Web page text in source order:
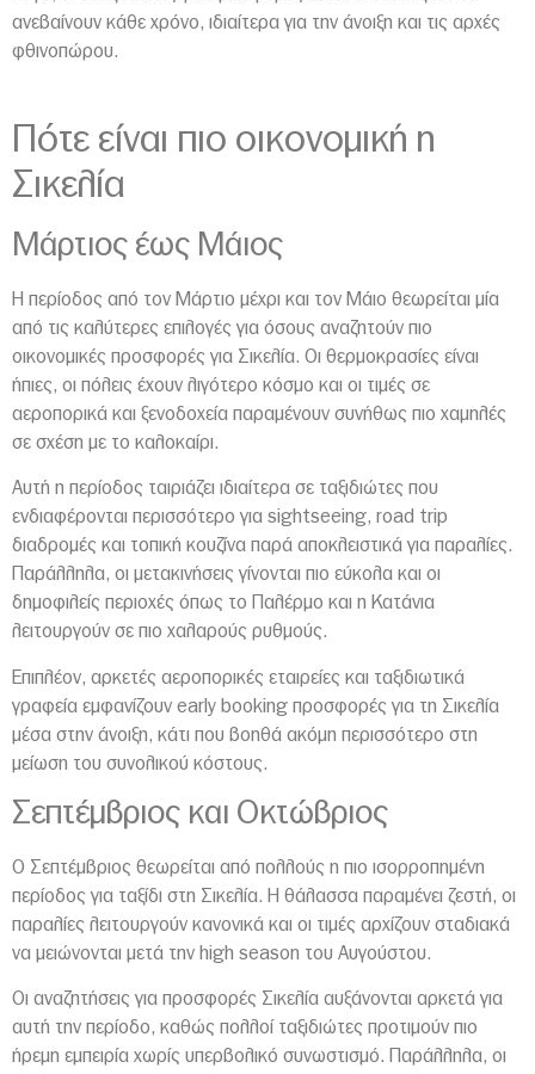
ανεβαίνουν κάθε χρόνο, ιδιαίτερα για την άνοιξη και τις αρχές
φθινοπώρου.
Πότε είναι πιο οικονομική η
Σικελία
Μάρτιος έως Μάιος
Η περίοδος από τον Μάρτιο μέχρι και τον Μάιο θεωρείται μία
από τις καλύτερες επιλογές για όσους αναζητούν πιο
οικονομικές προσφορές για Σικελία. Οι θερμοκρασίες είναι
ήπιες, οι πόλεις έχουν λιγότερο κόσμο και οι τιμές σε
αεροπορικά και ξενοδοχεία παραμένουν συνήθως πιο χαμηλές
σε σχέση με το καλοκαίρι.
Αυτή η περίοδος ταιριάζει ιδιαίτερα σε ταξιδιώτες που
ενδιαφέρονται περισσότερο για sightseeing, road trip
διαδρομές και τοπική κουζίνα παρά αποκλειστικά για παραλίες.
Παράλληλα, οι μετακινήσεις γίνονται πιο εύκολα και οι
δημοφιλείς περιοχές όπως το
Παλέρμο και η Κατάνια
λειτουργούν σε πιο χαλαρούς ρυθμούς.
Επιπλέον, αρκετές αεροπορικές εταιρείες και ταξιδιωτικά
γραφεία εμφανίζουν early booking προσφορές για τη Σικελία
μέσα στην άνοιξη, κάτι που βοηθά ακόμη περισσότερο στη
μείωση του συνολικού κόστους.
Σεπτέμβριος και Οκτώβριος
Ο Σεπτέμβριος θεωρείται από πολλούς η πιο ισορροπημένη
περίοδος για ταξίδι στη Σικελία. Η θάλασσα παραμένει ζεστή, οι
παραλίες λειτουργούν κανονικά και οι τιμές αρχίζουν σταδιακά
να μειώνονται μετά την high season του Αυγούστου.
Οι αναζητήσεις για προσφορές Σικελία αυξάνονται αρκετά για
αυτή την περίοδο, καθώς πολλοί ταξιδιώτες προτιμούν πιο
ήρεμη εμπειρία χωρίς υπερβολικό συνωστισμό. Παράλληλα, οι